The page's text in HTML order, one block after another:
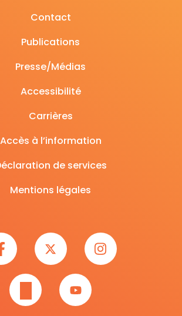
Contact
Publications
Presse/Médias
Accessibilité
Carrières
Accès à l’information
de services
Mentions légales